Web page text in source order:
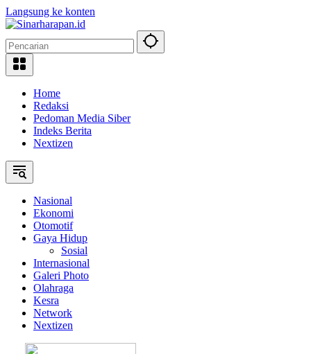
Langsung ke konten
Home
Redaksi
Pedoman Media Siber
Indeks Berita
Nextizen
Nasional
Ekonomi
Otomotif
Gaya Hidup
Sosial
Internasional
Galeri Photo
Olahraga
Kesra
Network
Nextizen